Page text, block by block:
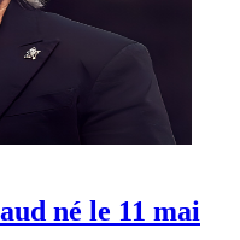
né le 11 mai